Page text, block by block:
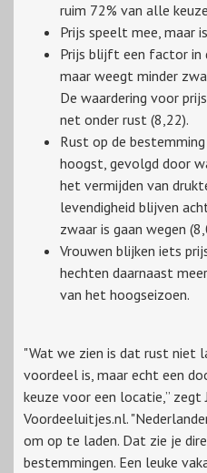
ruim 72% van alle
Prijs speelt mee, maar
Prijs blijft een factor in
maar weegt minder
De waardering voor
net onder rust (8,22).
Rust op de
hoogst, gevolgd door
het vermijden van
levendigheid blijven
zwaar is gaan wegen
Vrouwen blijken iets
hechten daarnaast
van het hoogseizoen.
"Wat we zien is dat rust niet
voordeel is, maar echt een
keuze voor een locatie,” zegt
Voordeeluitjes.nl.
om op te laden. Dat zie je
bestemmingen. Een leuke